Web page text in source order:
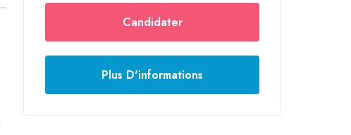
Candidater
Plus D'informations